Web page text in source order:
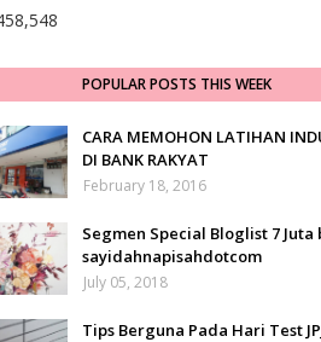
POPULAR POSTS THIS WEEK
CARA MEMOHON LATIHAN
DI BANK RAKYAT
February 18, 2016
Segmen Special Bloglist 7 Juta
sayidahnapisahdotcom
July 05, 2018
Tips Berguna Pada Hari Test